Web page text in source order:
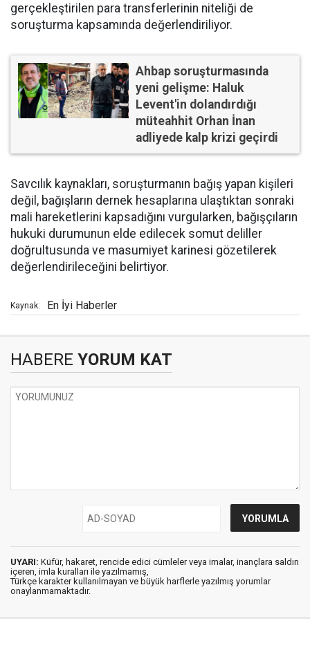
gerçekleştirilen para transferlerinin niteliği de
soruşturma kapsamında değerlendiriliyor.
Ahbap soruşturmasında
yeni gelişme: Haluk
Levent'in dolandırdığı
müteahhit Orhan İnan
adliyede kalp krizi geçirdi
Savcılık kaynakları, soruşturmanın bağış yapan kişileri
değil, bağışların dernek hesaplarına ulaştıktan sonraki
mali hareketlerini kapsadığını vurgularken, bağışçıların
hukuki durumunun elde edilecek somut deliller
doğrultusunda ve masumiyet karinesi gözetilerek
değerlendirileceğini belirtiyor.
Kaynak: En İyi Haberler
HABERE YORUM KAT
UYARI: Küfür, hakaret, rencide edici cümleler veya imalar, inançlara saldırı
içeren, imla kuralları ile yazılmamış,
Türkçe karakter kullanılmayan ve büyük harflerle yazılmış yorumlar
onaylanmamaktadır.